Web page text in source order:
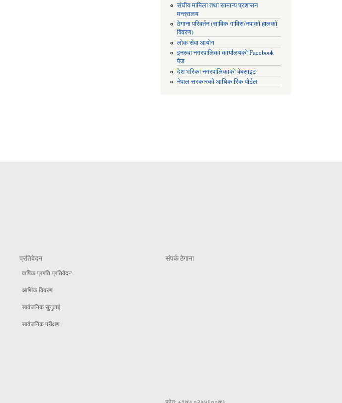
संघीय मामिला तथा सामान्य प्रशासन
मन्त्रालय
ठेगाना परिवर्तन (साविक गाविस/नपाको हालको
विवरण)
लोक सेवा आयोग
इनरुवा नगरपालिका कार्यालयको Facebook
पेज
देश भरिका नगरपालिकाको वेबसाइट
नेपाल सरकारको आधिकारिक पोर्टल
प्रतिवेदन
वार्षिक प्रगति प्रतिवेदन
आर्थिक विवरण
सार्वजनिक सुनुवाई
सार्वजनिक परीक्षण
संपर्क ठेगाना